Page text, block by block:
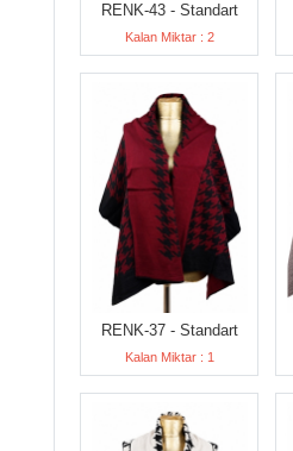
RENK-43 - Standart
Kalan Miktar : 2
RENK-37 - Standart
Kalan Miktar : 1